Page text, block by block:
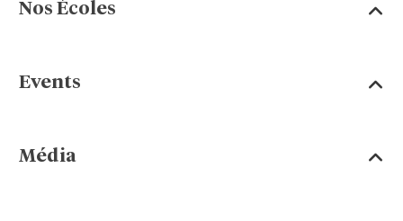
Nos Écoles
Events
Média